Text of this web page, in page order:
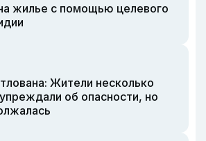
жилье с помощью целевого
Жители несколько
об опасности, но